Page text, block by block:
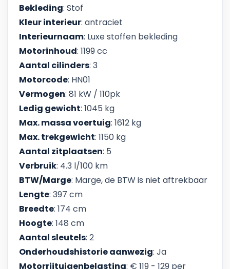
Bekleding: Stof
Kleur interieur: antraciet
Interieurnaam: Luxe stoffen bekleding
Motorinhoud: 1199 cc
Aantal cilinders: 3
Motorcode: HN01
Vermogen: 81 kW / 110pk
Ledig gewicht: 1045 kg
Max. massa voertuig: 1612 kg
Max. trekgewicht: 1150 kg
Aantal zitplaatsen: 5
Verbruik: 4.3 l/100 km
BTW/Marge: Marge, de BTW is niet aftrekbaar
Lengte: 397 cm
Breedte: 174 cm
Hoogte: 148 cm
Aantal sleutels: 2
Onderhoudshistorie aanwezig: Ja
Motorrijtuigenbelasting: € 119 - 129 per